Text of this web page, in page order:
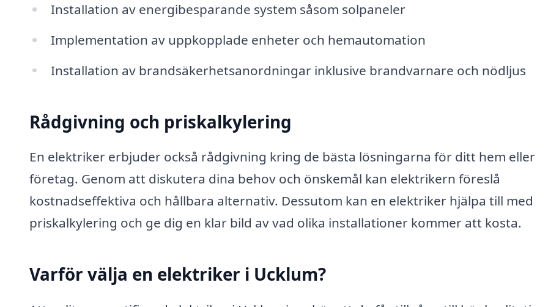
Installation av energibesparande system såsom solpaneler
Implementation av uppkopplade enheter och hemautomation
Installation av brandsäkerhetsanordningar inklusive brandvarnare och nödljus
Rådgivning och priskalkylering
En elektriker erbjuder också rådgivning kring de bästa lösningarna för ditt hem eller
företag. Genom att diskutera dina behov och önskemål kan elektrikern föreslå
kostnadseffektiva och hållbara alternativ. Dessutom kan en elektriker hjälpa till med
priskalkylering och ge dig en klar bild av vad olika installationer kommer att kosta.
Varför välja en elektriker i Ucklum?